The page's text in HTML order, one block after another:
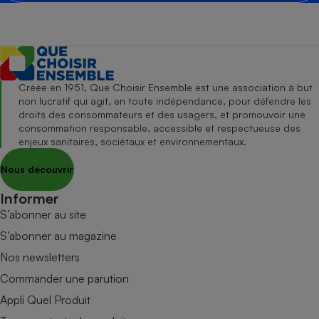
Créée en 1951, Que Choisir Ensemble est une association à but
non lucratif qui agit, en toute indépendance, pour défendre les
droits des consommateurs et des usagers, et promouvoir une
consommation responsable, accessible et respectueuse des
enjeux sanitaires, sociétaux et environnementaux.
Nous découvrir
Informer
S’abonner au site
S’abonner au magazine
Nos newsletters
Commander une parution
Appli Quel Produit